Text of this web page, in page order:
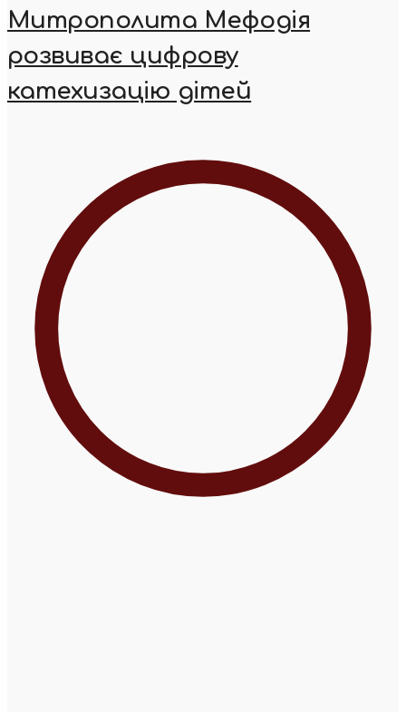
Митрополита Мефодія
розвиває цифрову
катехизацію дітей